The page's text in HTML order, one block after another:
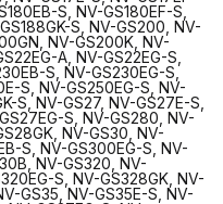
S, NV-GS180EF-S,
S, NV-GS200, NV-
NV-GS200K, NV-
A, NV-GS22EG-S,
S, NV-GS230EG-S,
S, NV-GS250EG-S, NV-
S, NV-GS27, NV-GS27E-S,
S, NV-GS280, NV-
NV-GS30, NV-
S, NV-GS300EG-S, NV-
NV-GS320, NV-
S, NV-GS328GK, NV-
GS35, NV-GS35E-S, NV-